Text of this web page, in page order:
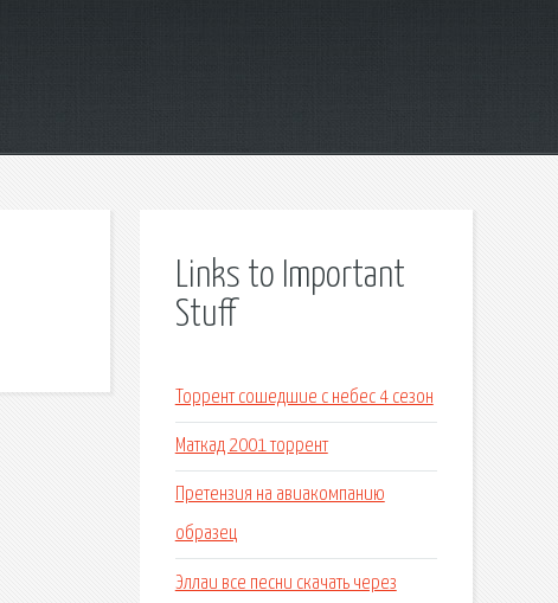
Links to Important
Stuff
Торрент сошедшие с небес 4 сезон
Маткад 2001 торрент
Претензия на авиакомпанию
образец
Эллаи все песни скачать через